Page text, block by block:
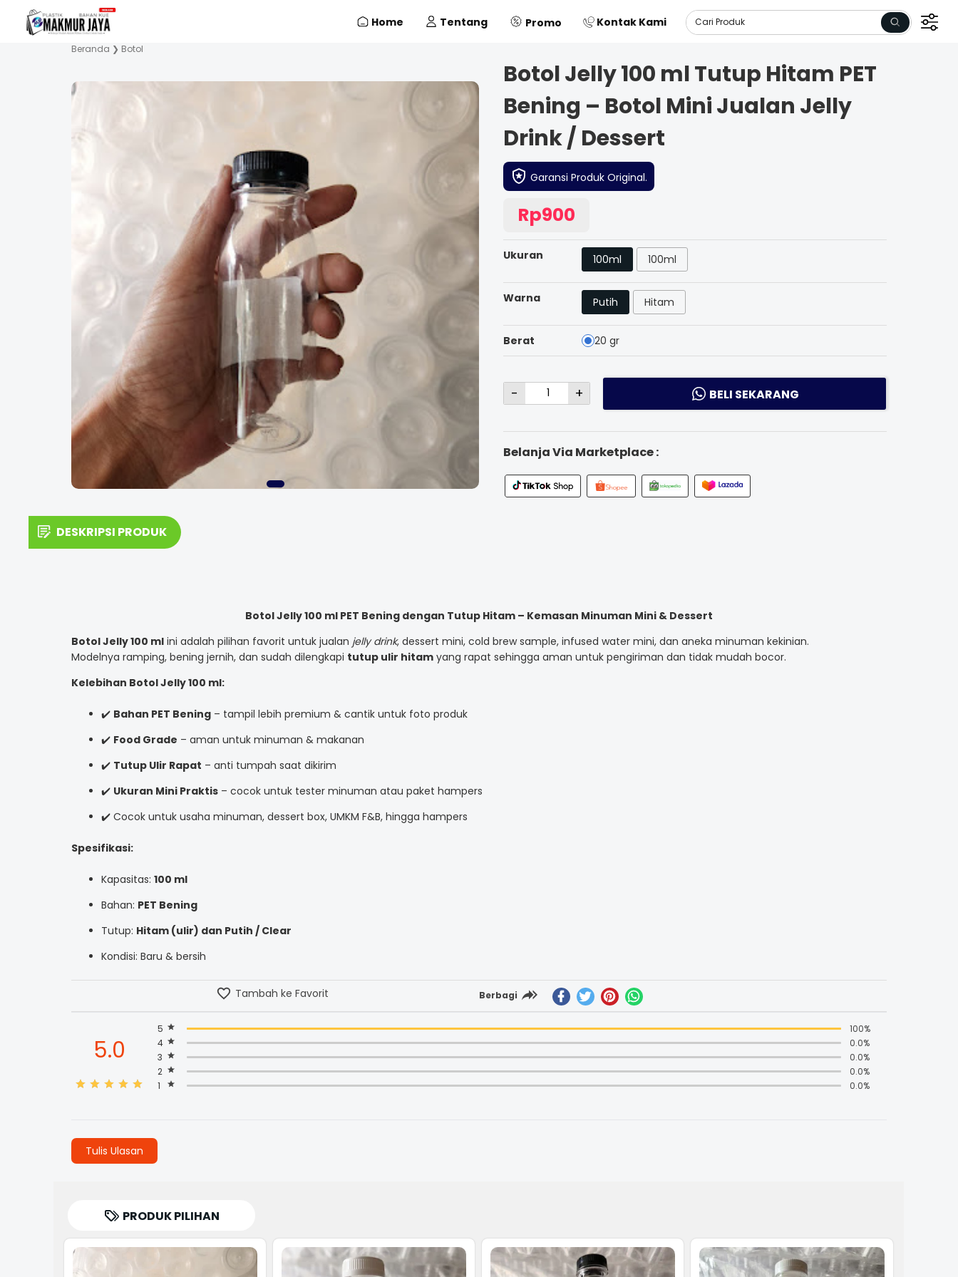
Home Tentang Promo Kontak Kami
Beranda ❯ Botol
Botol Jelly 100 ml Tutup Hitam PET
Bening – Botol Mini Jualan Jelly
Drink / Dessert
Garansi Produk Original.
Rp900
Ukuran 100ml 100ml
Warna Putih Hitam
Berat 20 gr
- + BELI SEKARANG
Belanja Via Marketplace :
DESKRIPSI PRODUK
Botol Jelly 100 ml PET Bening dengan Tutup Hitam – Kemasan Minuman Mini & Dessert
Botol Jelly 100 ml ini adalah pilihan favorit untuk jualan jelly drink, dessert mini, cold brew sample, infused water mini, dan aneka minuman kekinian.
Modelnya ramping, bening jernih, dan sudah dilengkapi tutup ulir hitam yang rapat sehingga aman untuk pengiriman dan tidak mudah bocor.
Kelebihan Botol Jelly 100 ml:
✔️ Bahan PET Bening – tampil lebih premium & cantik untuk foto produk
✔️ Food Grade – aman untuk minuman & makanan
✔️ Tutup Ulir Rapat – anti tumpah saat dikirim
✔️ Ukuran Mini Praktis – cocok untuk tester minuman atau paket hampers
✔️ Cocok untuk usaha minuman, dessert box, UMKM F&B, hingga hampers
Spesifikasi:
Kapasitas: 100 ml
Bahan: PET Bening
Tutup: Hitam (ulir) dan Putih / Clear
Kondisi: Baru & bersih
Tambah ke Favorit Berbagi
5.0
5
100%
4
0.0%
3
0.0%
2
0.0%
1
0.0%
Tulis Ulasan
PRODUK PILIHAN